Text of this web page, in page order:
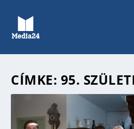
CÍMKE: 95.